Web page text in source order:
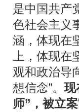
是中国共产
色社会主义
涵，体现在
上，体现
观和政治导
想信念”。现
师”，被立